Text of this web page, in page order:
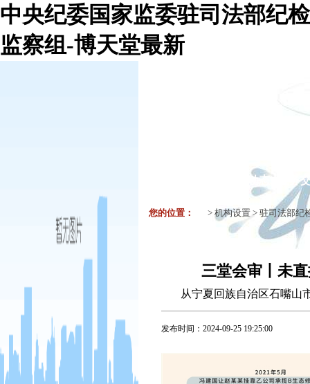
中央纪委国家监委驻司法部纪检
监察组-博天堂最新
工作动态 业务
您的位置： > 机构设置 > 驻司法部纪
三堂会审丨未
从宁夏回族自治区石嘴山
发布时间： 2024-09-25 19:25:00